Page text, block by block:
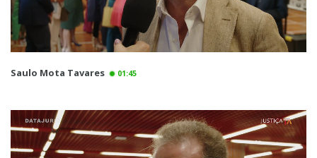
Saulo Mota Tavares 01:45